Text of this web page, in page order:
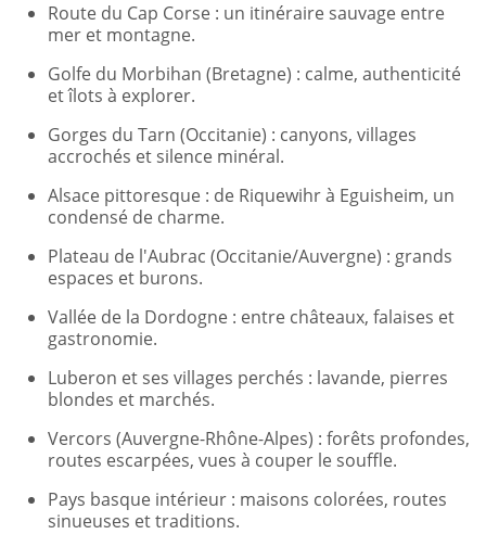
Route du Cap Corse : un itinéraire sauvage entre
mer et montagne.
Golfe du Morbihan (Bretagne) : calme, authenticité
et îlots à explorer.
Gorges du Tarn (Occitanie) : canyons, villages
accrochés et silence minéral.
Alsace pittoresque : de Riquewihr à Eguisheim, un
condensé de charme.
Plateau de l'Aubrac (Occitanie/Auvergne) : grands
espaces et burons.
Vallée de la Dordogne : entre châteaux, falaises et
gastronomie.
Luberon et ses villages perchés : lavande, pierres
blondes et marchés.
Vercors (Auvergne-Rhône-Alpes) : forêts profondes,
routes escarpées, vues à couper le souffle.
Pays basque intérieur : maisons colorées, routes
sinueuses et traditions.